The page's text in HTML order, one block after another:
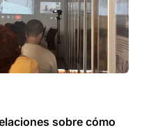
sobre cómo